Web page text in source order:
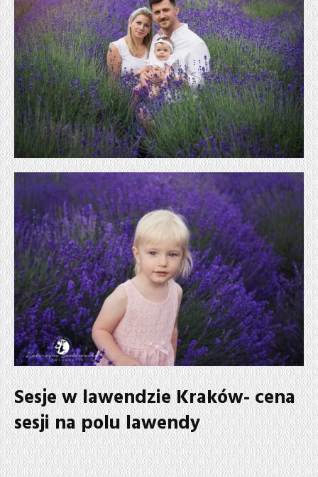
Sesje w lawendzie Kraków- cena
sesji na polu lawendy